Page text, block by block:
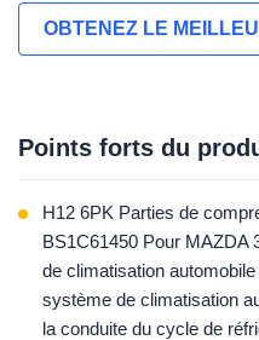
OBTENEZ LE
Points forts du
H12 6PK Parties de
BS1C61450 Pour MAZDA
de climatisation
système de climatisation
la conduite du cycle de